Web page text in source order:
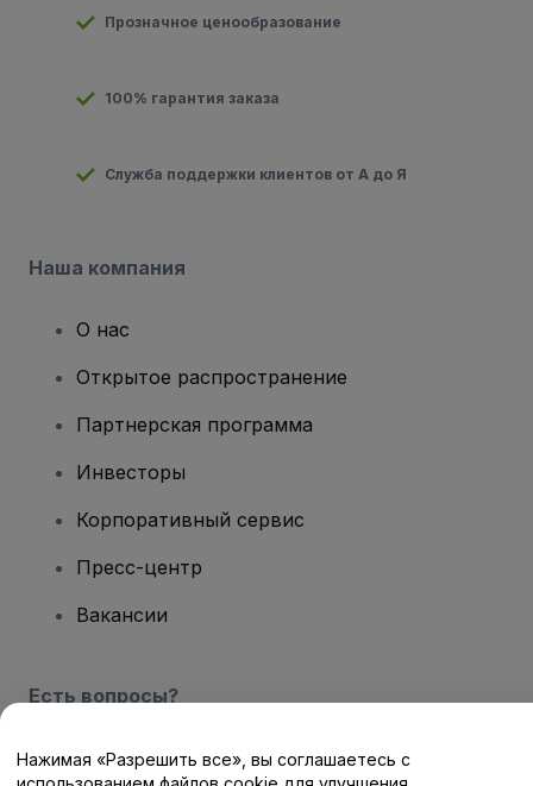
Прозначное ценообразование
100% гарантия заказа
Служба поддержки клиентов от А до Я
Наша компания
О нас
Открытое распространение
Партнерская программа
Инвесторы
Корпоративный сервис
Пресс-центр
Вакансии
Есть вопросы?
Центр помощи / Свяжитесь с нами
Нажимая «Разрешить все», вы соглашаетесь с